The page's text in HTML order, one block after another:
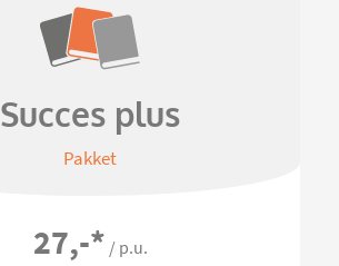
Succes plus
Pakket
27,-* / p.u.